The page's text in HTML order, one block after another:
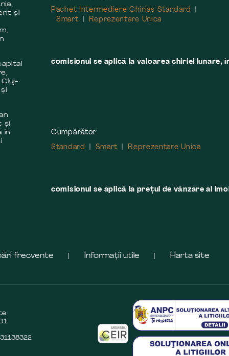
și
și
în
Pachet Intermediere Chirias Standard
Smart
Reprezentare Unica
comisionul se aplică la valoarea chiriei
Cumpărător:
Standard
Smart Reprezentare Unica
comisionul se aplică la preţul de vânzare al
frecvente Informații utile Harta site